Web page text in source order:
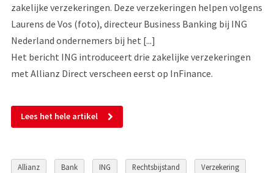
zakelijke verzekeringen. Deze verzekeringen helpen volgens
Laurens de Vos (foto), directeur Business Banking bij ING
Nederland ondernemers bij het [...]
Het bericht ING introduceert drie zakelijke verzekeringen
met Allianz Direct verscheen eerst op InFinance.
Lees het hele artikel
Allianz Bank ING Rechtsbijstand Verzekering